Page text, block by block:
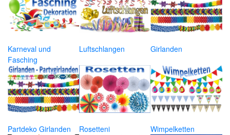
Karneval und
Fasching
Luftschlangen Girlanden
Partdeko Girlanden Rosetteni Wimpelketten